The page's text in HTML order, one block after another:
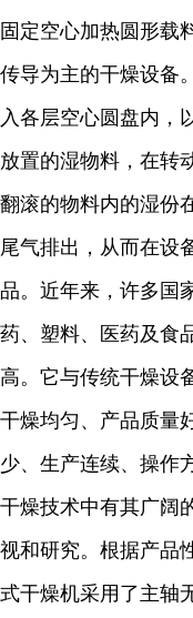
固定空心加热圆形载
传导为主的干燥设备
入各层空心圆盘内，
放置的湿物料，在转
翻滚的物料内的湿份
尾气排出，从而在设
品。近年来，许多国
药、塑料、医药及食
高。它与传统干燥设
干燥均匀、产品质量
少、生产连续、操作
干燥技术中有其广阔
视和研究。根据产品
式干燥机采用了主轴